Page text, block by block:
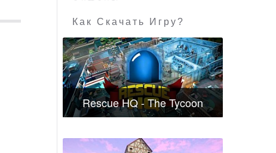
Как Скачать Игру?
Rescue HQ - The Tycoon